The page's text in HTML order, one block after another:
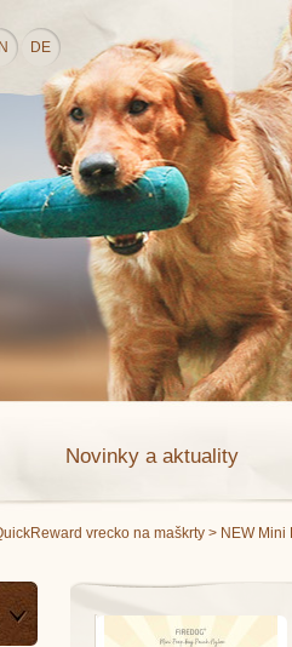
DE
Novinky a aktuality
vrecko na maškrty > NEW Mini